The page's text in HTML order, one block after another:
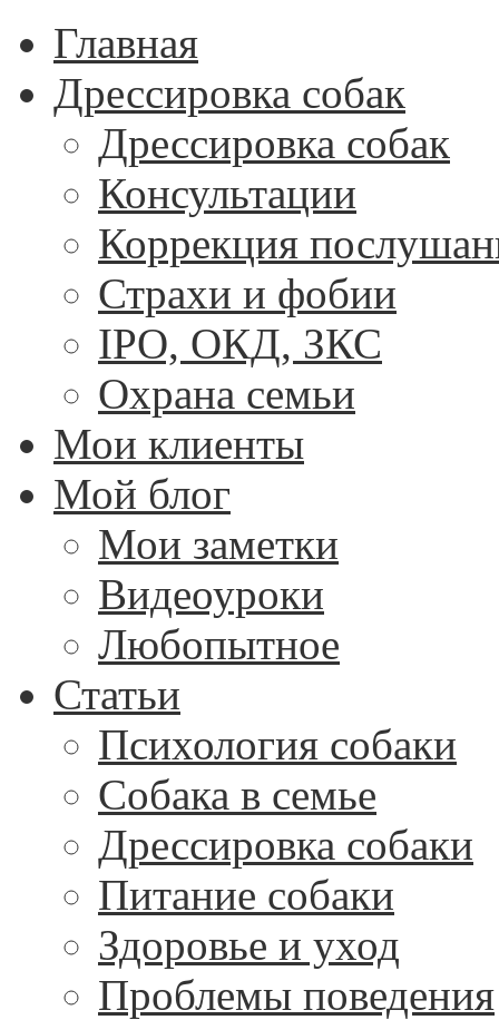
Главная
Дрессировка собак
Дрессировка собак
Консультации
Коррекция
Страхи и фобии
IPO, ОКД, ЗКС
Охрана семьи
Мои клиенты
Мой блог
Мои заметки
Видеоуроки
Любопытное
Статьи
Психология собаки
Собака в семье
Дрессировка собаки
Питание собаки
Здоровье и уход
Проблемы поведения